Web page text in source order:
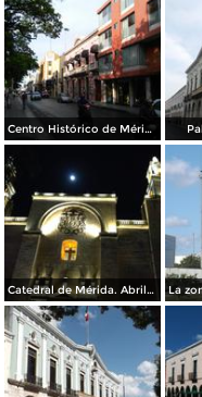
Centro Histórico de Mérida
Catedral de Mérida. Abril/2015